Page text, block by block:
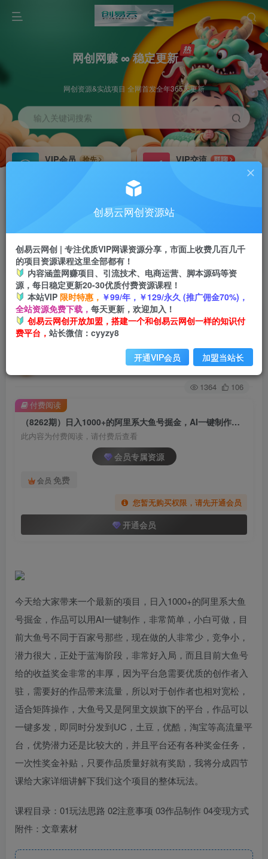
网创网赚 ∞ 稳定更新
网创资源&实战项目 全网首发全年365天更新
输入关键词搜索
VIP会员
抢先
VIP交流
群聊
研究探讨更多创业项目路子。
会员专属推广链接
挂机 项目
脚本卡密
APP下载
GO
首页 创业课程 会员专属 正文
（8262期）日入1000+的阿里系大鱼号掘金，AI一
键制作，狂赚奖金分成
关注
1364 106
（8262期）日入1000+的阿里系大鱼号掘金，AI一键制作，狂赚奖金分成
此内容为付费阅读，请付费后查看
会员专属资源
会员 免费
您暂无购买权限，请先开通会员
开通会员
付费阅读
今天给大家带来一个最新的项目，日入1000+的阿里系大鱼
号掘金，作品可以用AI一键制作，非常简单，小白可做，目
前大鱼号不同于百家号那些，现在做的人非常少，竞争小，
潜力很大，正处于蓝海阶段，非常好入局，而且目前大鱼号
给的收益奖金非常的丰厚，因为平台急需要优质的创作者入
驻，需要好的作品带来流量，所以对于创作者也相对宽松，
适合矩阵操作，大鱼号又是阿里文娱旗下的平台，作品可以
一键多发，即同时分发到UC，土豆，优酷，淘宝等高流量平
台，优势潜力还是比较大的，并且平台还有各种奖金任务，
一次性奖金补贴，只要作品质量好就有奖励，我将分成四节
课给大家详细讲解下我们这个项目的整体玩法。
课程目录：01玩法思路 02注意事项 03作品制作 04变现方式
附件：文章素材
创易云网创资源站
创易云网创 | 专注优质VIP网课资源分享，市面上收费几百几千
的项目资源课程这里全部都有！
内容涵盖网赚项目、引流技术、电商运营、脚本源码等资
源，每日稳定更新20-30优质付费资源课程！
本站VIP 限时特惠， ￥99/年，￥129/永久 (推广佣金70%)，
全站资源免费下载， 每天更新，欢迎加入！
创易云网创开放加盟，搭建一个和创易云网创一样的知识付
费平台， 站长微信：cyyzy8
开通VIP会员 加盟当站长